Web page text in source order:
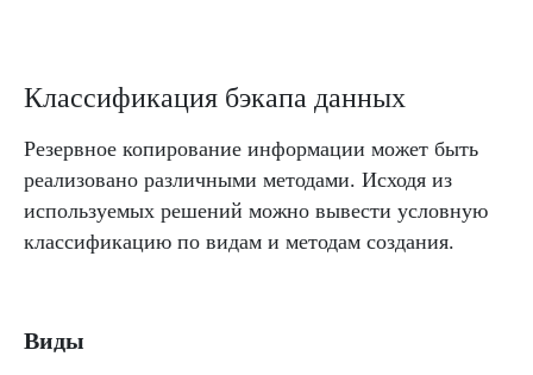
Классификация бэкапа данных
Резервное копирование информации может быть
реализовано различными методами. Исходя из
используемых решений можно вывести условную
классификацию по видам и методам создания.
Виды